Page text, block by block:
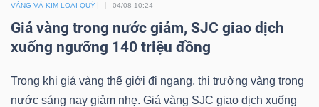
VÀNG VÀ KIM LOẠI QUÝ 04/08 10:24
Giá vàng trong nước giảm, SJC giao dịch
xuống ngưỡng 140 triệu đồng
Trong khi giá vàng thế giới đi ngang, thị trường vàng trong
nước sáng nay giảm nhẹ. Giá vàng SJC giao dịch xuống